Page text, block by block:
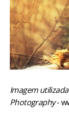
Imagem
Photography-